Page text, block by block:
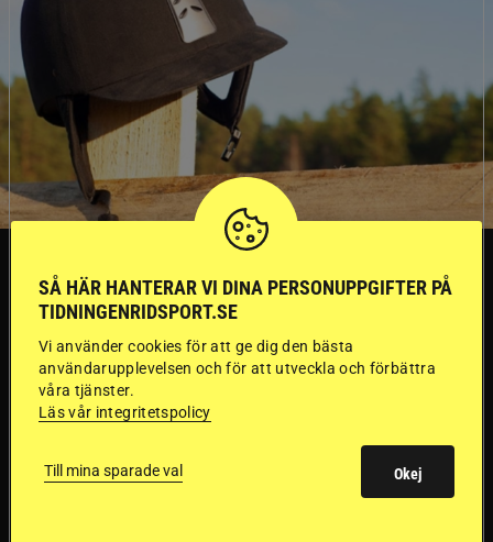
Dyraste
ridhjälmarna blev
sämst i test
Stort test av ridhjälmar
SÅ HÄR HANTERAR VI DINA PERSONUPPGIFTER PÅ
TIDNINGENRIDSPORT.SE
Vi använder cookies för att ge dig den bästa
användarupplevelsen och för att utveckla och förbättra
våra tjänster.
Läs vår integritetspolicy
Till mina sparade val Okej